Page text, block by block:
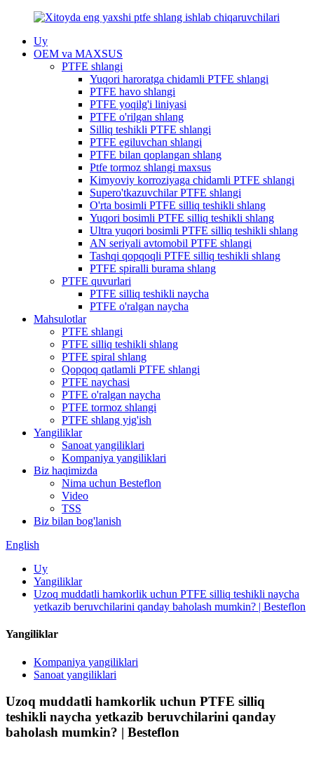
Uy
OEM va MAXSUS
PTFE shlangi
Yuqori haroratga chidamli PTFE shlangi
PTFE havo shlangi
PTFE yoqilg'i liniyasi
PTFE o'rilgan shlang
Silliq teshikli PTFE shlangi
PTFE egiluvchan shlangi
PTFE bilan qoplangan shlang
Ptfe tormoz shlangi maxsus
Kimyoviy korroziyaga chidamli PTFE shlangi
Supero'tkazuvchilar PTFE shlangi
O'rta bosimli PTFE silliq teshikli shlang
Yuqori bosimli PTFE silliq teshikli shlang
Ultra yuqori bosimli PTFE silliq teshikli shlang
AN seriyali avtomobil PTFE shlangi
Tashqi qopqoqli PTFE silliq teshikli shlang
PTFE spiralli burama shlang
PTFE quvurlari
PTFE silliq teshikli naycha
PTFE o'ralgan naycha
Mahsulotlar
PTFE shlangi
PTFE silliq teshikli shlang
PTFE spiral shlang
Qopqoq qatlamli PTFE shlangi
PTFE naychasi
PTFE o'ralgan naycha
PTFE tormoz shlangi
PTFE shlang yig'ish
Yangiliklar
Sanoat yangiliklari
Kompaniya yangiliklari
Biz haqimizda
Nima uchun Besteflon
Video
TSS
Biz bilan bog'lanish
English
Uy
Yangiliklar
Uzoq muddatli hamkorlik uchun PTFE silliq teshikli naycha
yetkazib beruvchilarini qanday baholash mumkin? | Besteflon
Yangiliklar
Kompaniya yangiliklari
Sanoat yangiliklari
Uzoq muddatli hamkorlik uchun PTFE silliq
teshikli naycha yetkazib beruvchilarini qanday
baholash mumkin? | Besteflon